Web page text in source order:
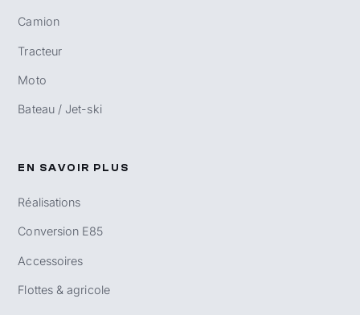
Camion
Tracteur
Moto
Bateau / Jet-ski
EN SAVOIR PLUS
Réalisations
Conversion E85
Accessoires
Flottes & agricole